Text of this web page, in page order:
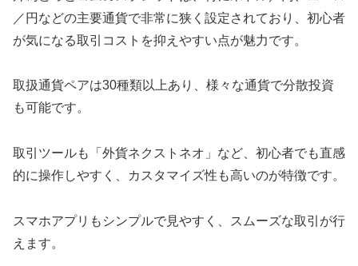
／円などの主要通貨で非常に狭く設定されており、初心者
が気になる取引コストを抑えやすい点が魅力です。
取扱通貨ペアは30種類以上あり、様々な通貨で分散投資
も可能です。
取引ツールも「外貨ネクストネオ」など、初心者でも直感
的に操作しやすく、カスタマイズ性も高いのが特徴です。
スマホアプリもシンプルで見やすく、スムーズな取引が行
えます。